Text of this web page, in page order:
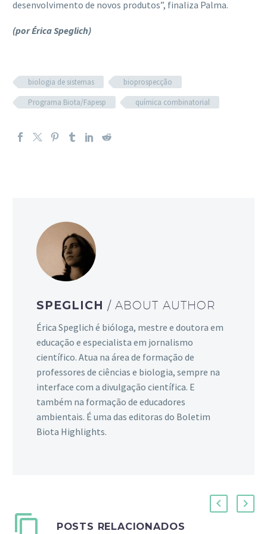
desenvolvimento de novos produtos”, finaliza Palma.
(por Érica Speglich)
biologia de sistemas
bioprospecção
Programa Biota/Fapesp
química combinatorial
SPEGLICH / ABOUT AUTHOR
Érica Speglich é bióloga, mestre e doutora em
educação e especialista em jornalismo
científico. Atua na área de formação de
professores de ciências e biologia, sempre na
interface com a divulgação científica. E
também na formação de educadores
ambientais. É uma das editoras do Boletim
Biota Highlights.
POSTS RELACIONADOS